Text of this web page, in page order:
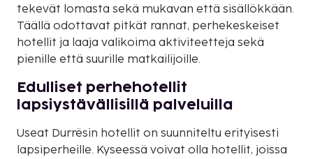
tekevät lomasta sekä mukavan että sisällökkään.
Täällä odottavat pitkät rannat, perhekeskeiset
hotellit ja laaja valikoima aktiviteetteja sekä
pienille että suurille matkailijoille.
Edulliset perhehotellit
lapsiystävällisillä palveluilla
Useat Durrësin hotellit on suunniteltu erityisesti
lapsiperheille. Kyseessä voivat olla hotellit, joissa